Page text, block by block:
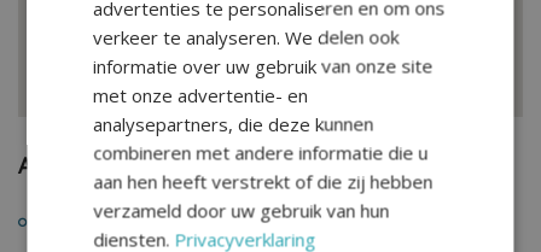
Andere locaties
Almere
advertenties te personaliseren en om ons
verkeer te analyseren. We delen ook
informatie over uw gebruik van onze site
met onze advertentie- en
analysepartners, die deze kunnen
combineren met andere informatie die u
aan hen heeft verstrekt of die zij hebben
verzameld door uw gebruik van hun
diensten. Privacyverklaring